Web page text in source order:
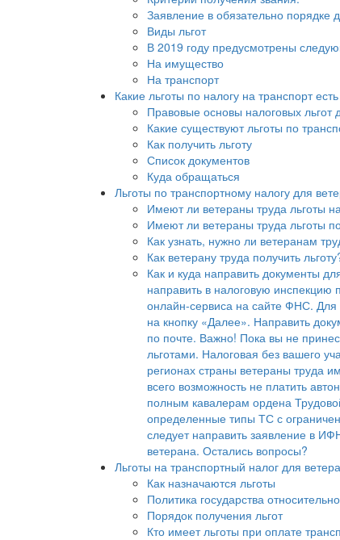
Заявление в обязательно
Виды льгот
В 2019 году предусмотрены
На имущество
На транспорт
Какие льготы по налогу на транспорт
Правовые основы налоговых льгот
Какие существуют льготы по
Как получить льготу
Список документов
Куда обращаться
Льготы по транспортному налогу для
Имеют ли ветераны труда льготы
Имеют ли ветераны труда льготы
Как узнать, нужно ли ветеранам
Как ветерану труда получить
Как и куда направить документы
направить в налоговую
онлайн-сервиса на сайте ФНС. Для
на кнопку «Далее». Направить
по почте. Важно! Пока вы не
льготами. Налоговая без вашего
регионах страны ветераны труда
всего возможность не платить
полным кавалерам ордена
определенные типы ТС с
следует направить заявление в
ветерана. Остались вопросы?
Льготы на транспортный налог для
Как назначаются льготы
Политика государства
Порядок получения льгот
Кто имеет льготы при оплате